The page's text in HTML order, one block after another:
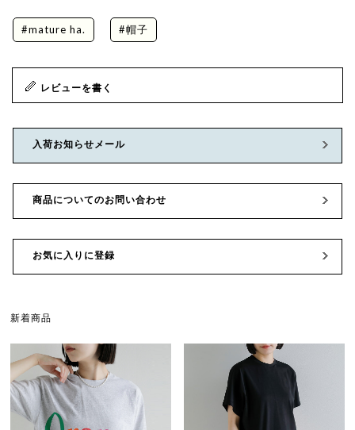
#mature ha. #帽子
レビューを書く
入荷お知らせメール
商品についてのお問い合わせ
お気に入りに登録
新着商品